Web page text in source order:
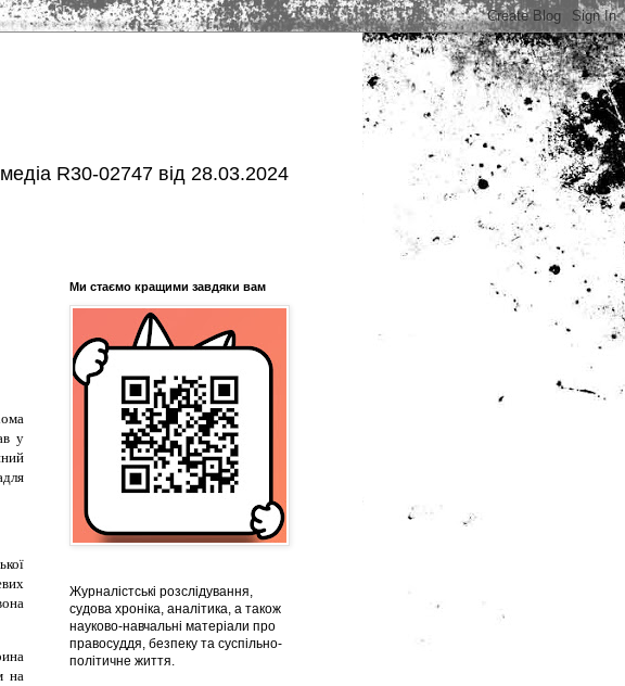
R30-02747 від 28.03.2024
у
на
Ми стаємо кращими завдяки вам
Журналістські розслідування,
судова хроніка, аналітика, а також
науково-навчальні матеріали про
правосуддя, безпеку та суспільно-
політичне життя.